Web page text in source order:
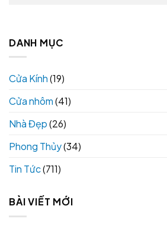
DANH MỤC
Cửa Kính(19)
Cửa nhôm(41)
Nhà Đẹp(26)
Phong Thủy(34)
Tin Tức(711)
BÀI VIẾT MỚI